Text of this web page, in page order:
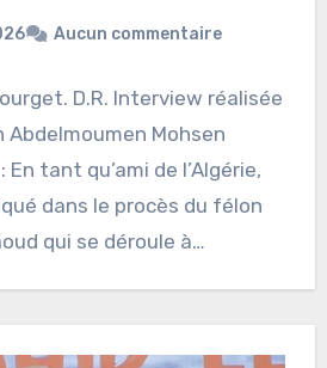
Aucun commentaire
D.R. Interview réalisée
Abdelmoumen Mohsen
tant qu’ami de l’Algérie,
dans le procès du félon
qui se déroule à…